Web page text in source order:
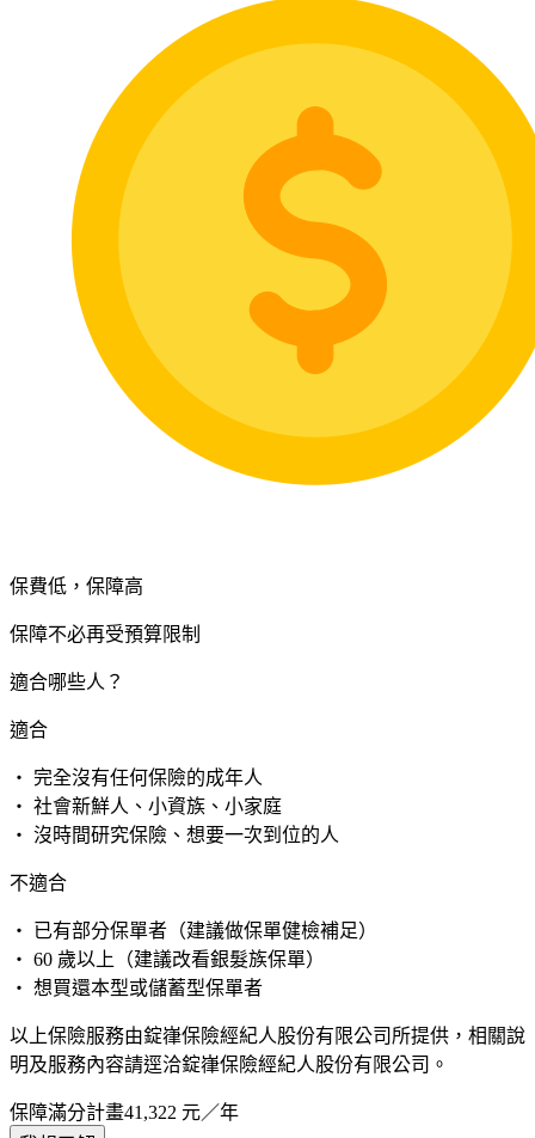
保費低，保障高
保障不必再受預算限制
適合哪些人？
適合
・ 完全沒有任何保險的成年人
・ 社會新鮮人、小資族、小家庭
・ 沒時間研究保險、想要一次到位的人
不適合
・ 已有部分保單者（建議做保單健檢補足）
・ 60 歲以上（建議改看銀髮族保單）
・ 想買還本型或儲蓄型保單者
以上保險服務由錠嵂保險經紀人股份有限公司所提供，相關說
明及服務內容請逕洽錠嵂保險經紀人股份有限公司。
保障滿分計畫41,322 元／年